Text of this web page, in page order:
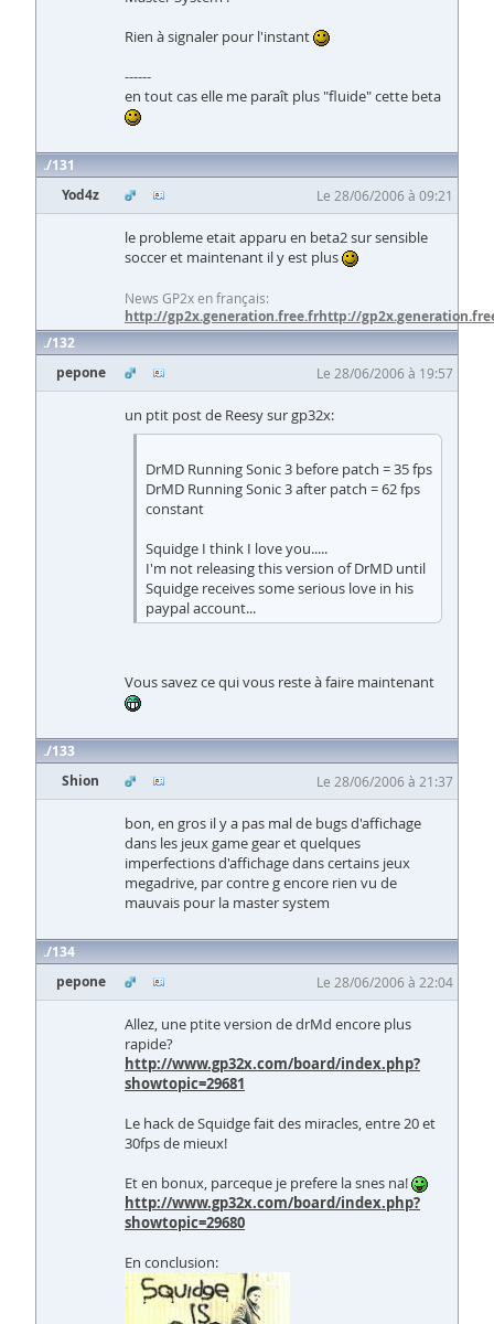
Rien à signaler pour l'instant
------
en tout cas elle me paraît plus "fluide" cette beta
131
Yod4z
Le 28/06/2006 à 09:21
le probleme etait apparu en beta2 sur sensible
soccer et maintenant il y est plus
News GP2x en français:
http://gp2x.generation.free.frhttp://
132
pepone
Le 28/06/2006 à 19:57
un ptit post de Reesy sur gp32x:
DrMD Running Sonic 3 before patch = 35 fps
DrMD Running Sonic 3 after patch = 62 fps
constant
Squidge I think I love you.....
I'm not releasing this version of DrMD until
Squidge receives some serious love in his
paypal account...
Vous savez ce qui vous reste à faire maintenant
133
Shion
Le 28/06/2006 à 21:37
bon, en gros il y a pas mal de bugs d'affichage
dans les jeux game gear et quelques
imperfections d'affichage dans certains jeux
megadrive, par contre g encore rien vu de
mauvais pour la master system
134
pepone
Le 28/06/2006 à 22:04
Allez, une ptite version de drMd encore plus
rapide?
http://www.gp32x.com/board/index.php?
showtopic=29681
Le hack de Squidge fait des miracles, entre 20 et
30fps de mieux!
Et en bonux, parceque je prefere la snes na!
http://www.gp32x.com/board/index.php?
showtopic=29680
En conclusion: